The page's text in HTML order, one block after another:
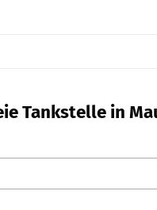
Tankstelle in